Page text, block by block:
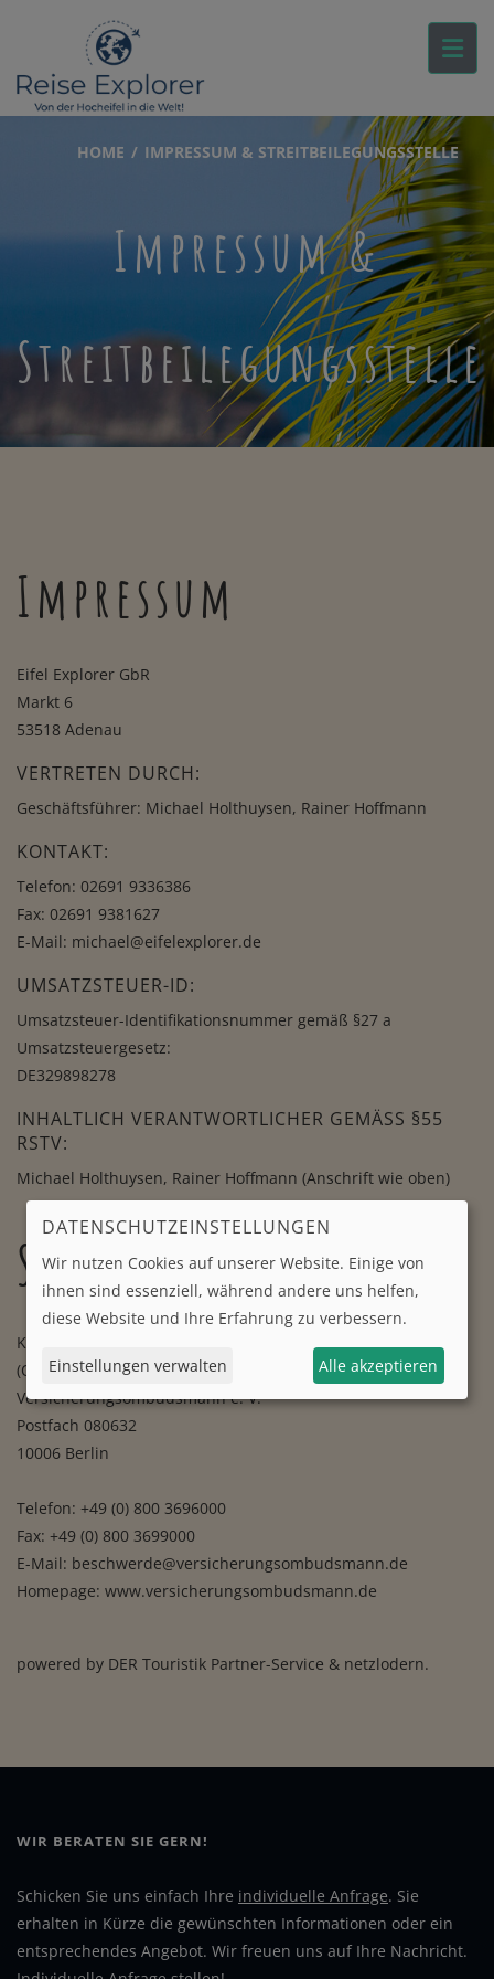
HOME IMPRESSUM & STREITBEILEGUNGSSTELLE
Impressum &
Streitbeilegungsstelle
Impressum
Eifel Explorer GbR
Markt 6
53518 Adenau
VERTRETEN DURCH:
Geschäftsführer: Michael Holthuysen, Rainer Hoffmann
KONTAKT:
Telefon: 02691 9336386
Fax: 02691 9381627
E-Mail: michael@eifelexplorer.de
UMSATZSTEUER-ID:
Umsatzsteuer-Identifikationsnummer gemäß §27 a
Umsatzsteuergesetz:
DE329898278
INHALTLICH VERANTWORTLICHER GEMÄSS §55 R
STV:
Michael Holthuysen, Rainer Hoffmann (Anschrift wie oben)
Streitbeilegung
Kontaktdaten der Beschwerde- und Schlichtungsstelle
(Ombudsmann) für Versicherungsvermittlungen:
Versicherungsombudsmann e. V.
Postfach 080632
10006 Berlin
Telefon: +49 (0) 800 3696000
Fax: +49 (0) 800 3699000
E-Mail: beschwerde@versicherungsombudsmann.de
Homepage: www.versicherungsombudsmann.de
powered by DER Touristik Partner-Service & netzlodern.
WIR BERATEN SIE GERN!
Schicken Sie uns einfach Ihre individuelle Anfrage. Sie
erhalten in Kürze die gewünschten Informationen oder ein
entsprechendes Angebot. Wir freuen uns auf Ihre Nachricht.
DATENSCHUTZEINSTELLUNGEN
Wir nutzen Cookies auf unserer Website. Einige von
ihnen sind essenziell, während andere uns helfen,
diese Website und Ihre Erfahrung zu verbessern.
Einstellungen verwalten Alle akzeptieren